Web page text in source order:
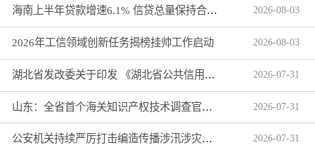
海南上半年贷款增速6.1% 信贷总量保持合理平稳增长 2026-08-03
2026年工信领域创新任务揭榜挂帅工作启动 2026-08-03
湖北省发改委关于印发 《湖北省公共信用信息目录（2026年版）》的通知 2026-07-31
山东：全省首个海关知识产权技术调查官制度落地济南自贸片区 2026-07-31
公安机关持续严厉打击编造传播涉汛涉灾网络谣言 2026-07-31